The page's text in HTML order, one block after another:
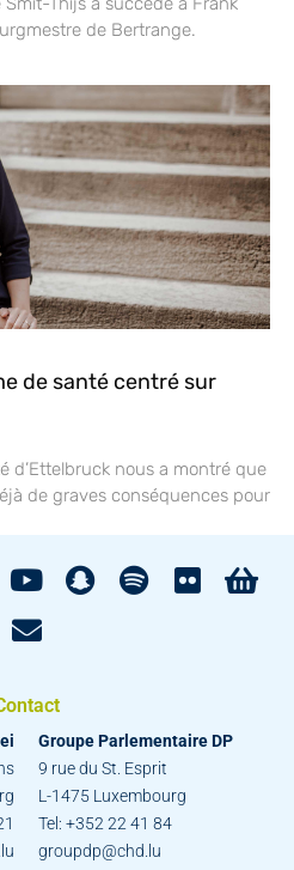
de Bertrange.
de santé centré sur
d’Ettelbruck nous a montré que
de graves conséquences pour
Groupe Parlementaire DP
9 rue du St. Esprit
L-1475 Luxembourg
Tel: +352 22 41 84
groupdp@chd.lu